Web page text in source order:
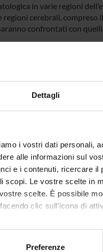
Dettagli
i vostri dati personali,
alle informazioni sul
e i contenuti, ricercare
scopi. Le vostre scelte in
scelte. È possibile
clic sull'icona di
tua posizione
Preferenze
in varie regioni
regioni cerebrali,
confrontati con
del Piemonte,
Funds:
PARTICIPANTS